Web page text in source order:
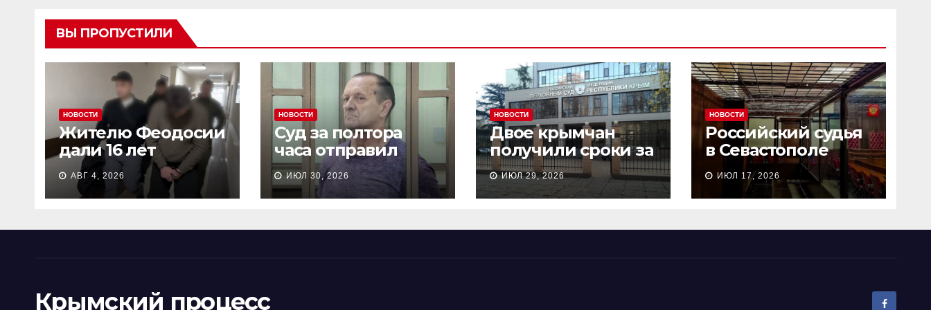
ВЫ ПРОПУСТИЛИ
НОВОСТИ
Жителю Феодосии
дали 16 лет
колонии потому
что «являлся
противником СВО»
АВГ 4, 2026
НОВОСТИ
Суд за полтора
часа отправил
пенсионера из
Севастополя в
колонию на 18 лет
ИЮЛ 30, 2026
НОВОСТИ
Двое крымчан
получили сроки за
то, что являлись
«противниками
СВО»
ИЮЛ 29, 2026
НОВОСТИ
Российский судья
в Севастополе
рассмотрел дело о
пособничестве
госизмене за 2
ИЮЛ 17, 2026
Крымский процесс